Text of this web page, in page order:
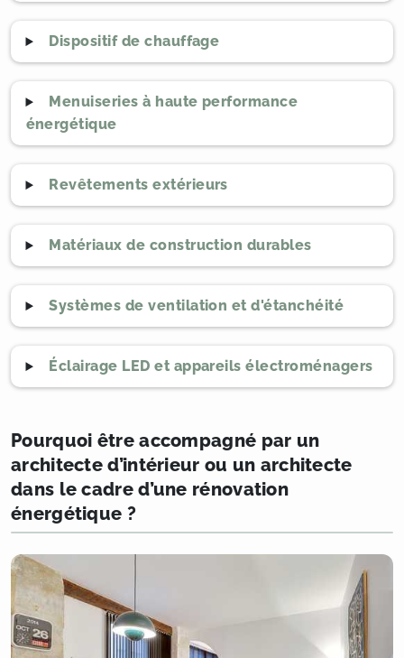
Dispositif de chauffage
Menuiseries à haute performance
énergétique
Revêtements extérieurs
Matériaux de construction durables
Systèmes de ventilation et d'étanchéité
Éclairage LED et appareils électroménagers
Pourquoi être accompagné par un
architecte d’intérieur ou un architecte
dans le cadre d’une rénovation
énergétique ?